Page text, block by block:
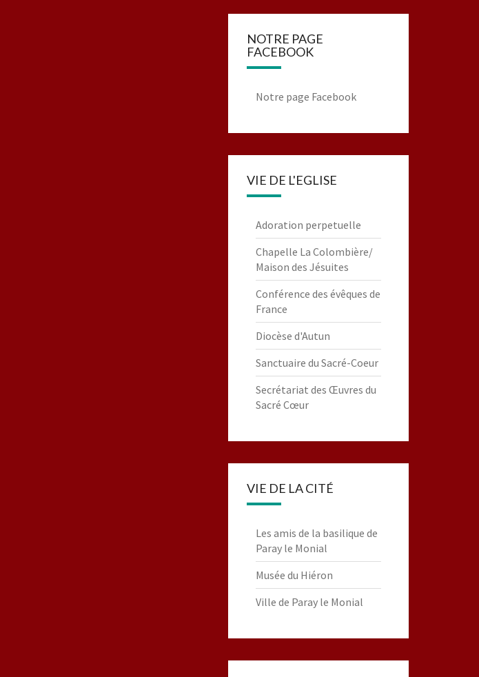
NOTRE PAGE
FACEBOOK
Notre page Facebook
VIE DE L'EGLISE
Adoration perpetuelle
Chapelle La Colombière/
Maison des Jésuites
Conférence des évêques de
France
Diocèse d'Autun
Sanctuaire du Sacré-Coeur
Secrétariat des Œuvres du
Sacré Cœur
VIE DE LA CITÉ
Les amis de la basilique de
Paray le Monial
Musée du Hiéron
Ville de Paray le Monial